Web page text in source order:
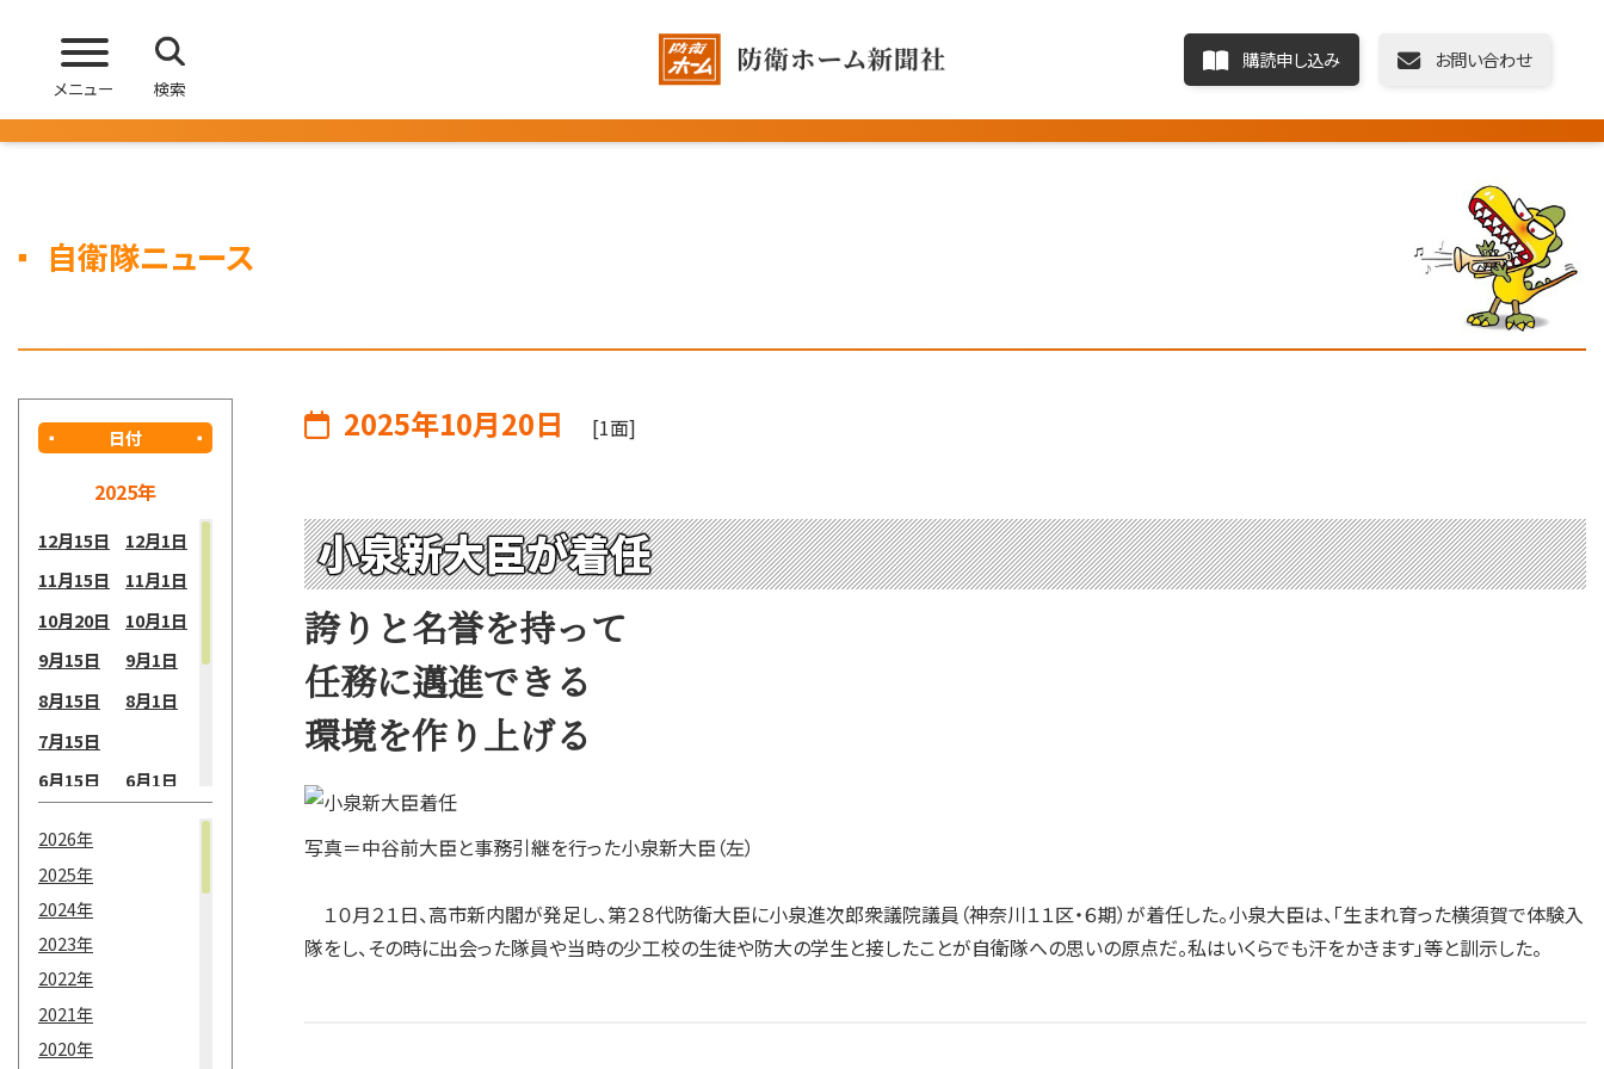
メニュー 検索
購読申し込み お問い合わせ
自衛隊ニュース
日付
2025年
12月15日
12月1日
11月15日
11月1日
10月20日
10月1日
9月15日
9月1日
8月15日
8月1日
7月15日
6月15日
6月1日
3月15日
2月15日
1月15日
2026年
2025年
2024年
2023年
2022年
2021年
2020年
2025年10月20日 [1面]
小泉新大臣が着任
誇りと名誉を持って
任務に邁進できる
環境を作り上げる
写真＝中谷前大臣と事務引継を行った小泉新大臣（左）
１０月２１日、高市新内閣が発足し、第２８代防衛大臣に小泉進次郎衆議院議員（神奈川１１区・６期）が着任した。小泉大臣は、「生まれ育った横須賀で体験入
隊をし、その時に出会った隊員や当時の少工校の生徒や防大の学生と接したことが自衛隊への思いの原点だ。私はいくらでも汗をかきます」等と訓示した。